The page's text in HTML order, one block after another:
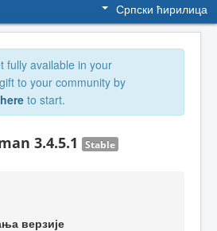
Српски ћирилица
fully available in your
to your community by
here to start.
3.4.5.1 Stable
верзије